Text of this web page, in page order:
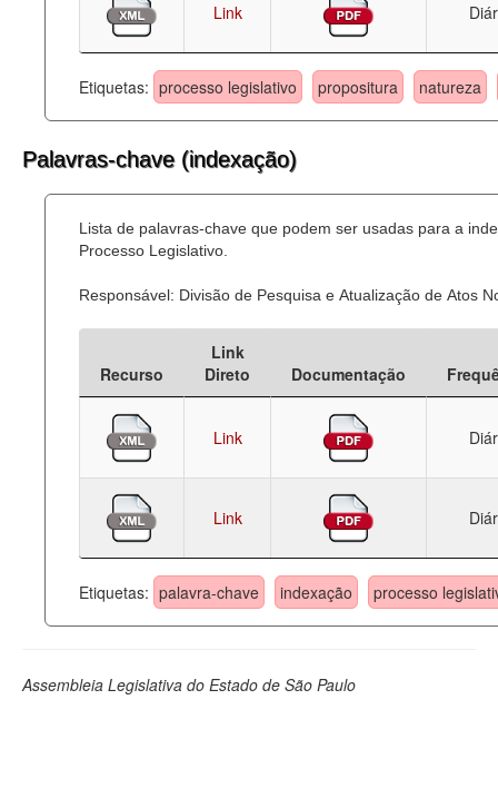
Legislação
Agenda
Perguntas frequentes
Link
Etiquetas: processo legislativo propositura natureza
Palavras-chave (indexação)
Lista de palavras-chave que podem ser usadas para a
Processo Legislativo.
Responsável: Divisão de Pesquisa e Atualização de Atos
Recurso
Link
Direto
Documentação
Link
Link
Etiquetas: palavra-chave indexação processo
Assembleia Legislativa do Estado de São Paulo